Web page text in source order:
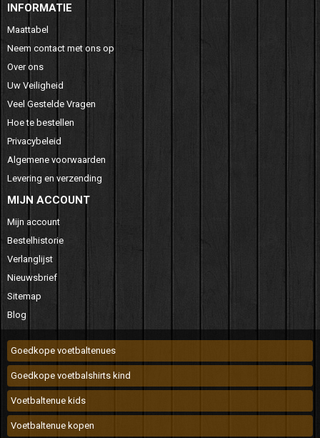
INFORMATIE
Maattabel
Neem contact met ons op
Over ons
Uw Veiligheid
Veel Gestelde Vragen
Hoe te bestellen
Privacybeleid
Algemene voorwaarden
Levering en verzending
MIJN ACCOUNT
Mijn account
Bestelhistorie
Verlanglijst
Nieuwsbrief
Sitemap
Blog
Goedkope voetbaltenues
Goedkope voetbalshirts kind
Voetbaltenue kids
Voetbaltenue kopen